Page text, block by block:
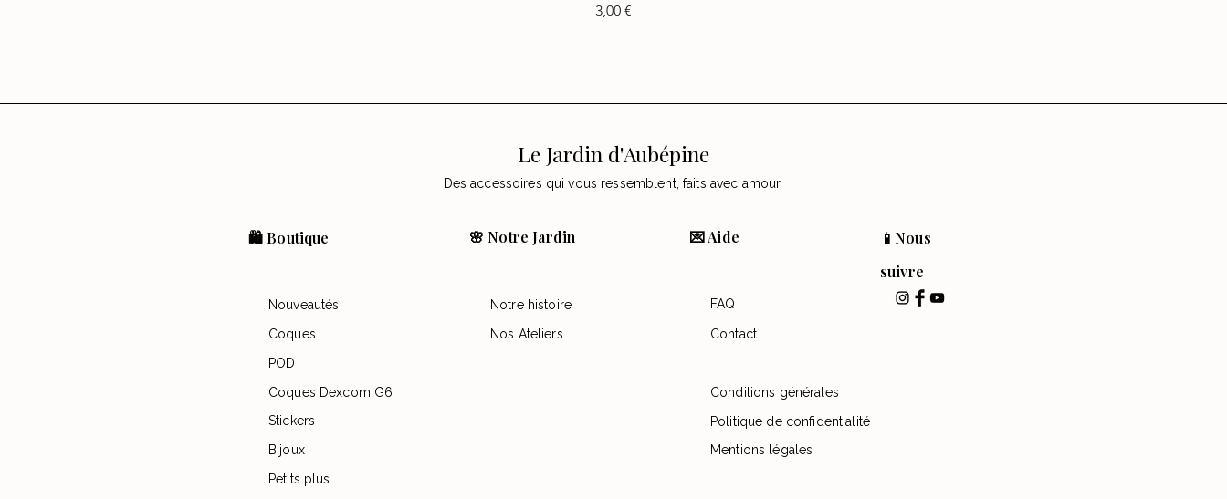
Precio
3,00 €
Le Jardin d'Aubépine
Des accessoires qui vous ressemblent, faits avec amour.
🛍️ Boutique 🌸 Notre Jardin 💌 Aide
📱Nous
suivre
Nouveautés
Coques
POD
Coques Dexcom G6
Stickers
Notre histoire
Nos Ateliers
Bijoux
FAQ
Contact
Conditions générales
Politique de confidentialité
Mentions légales
Petits plus